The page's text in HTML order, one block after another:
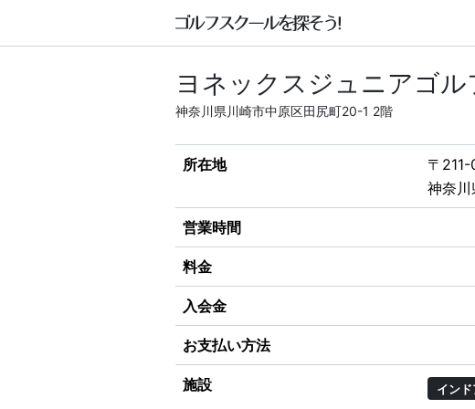
ヨネックスジュニアゴ
神奈川県川崎市中原区田尻町20-1 2階
所在地
〒
神奈
営業時間
料金
入会金
お支払い方法
施設 インド